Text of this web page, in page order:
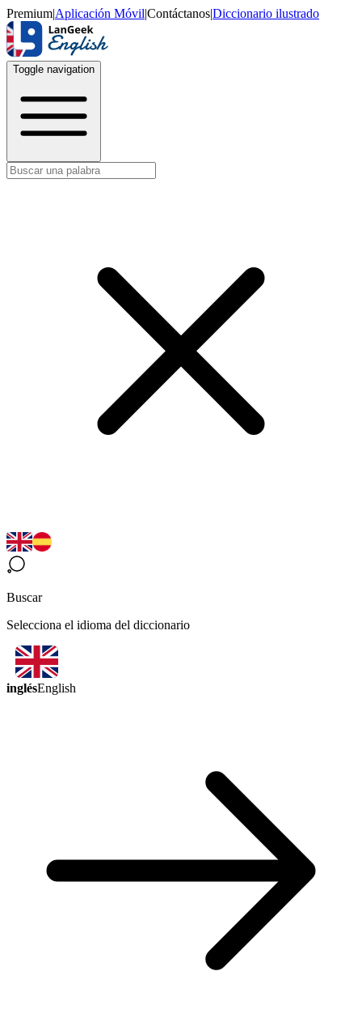
Premium|Aplicación Móvil|Contáctanos|Diccionario ilustrado
Toggle navigation
Buscar
Selecciona el idioma del diccionario
inglésEnglish